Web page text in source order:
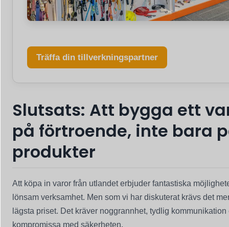
Träffa din tillverkningspartner
Slutsats: Att bygga ett
på förtroende, inte bara
produkter
Att köpa in varor från utlandet erbjuder fantastiska
lönsam verksamhet. Men som vi har diskuterat krävs det
lägsta priset. Det kräver noggrannhet, tydlig
kompromissa med säkerheten.